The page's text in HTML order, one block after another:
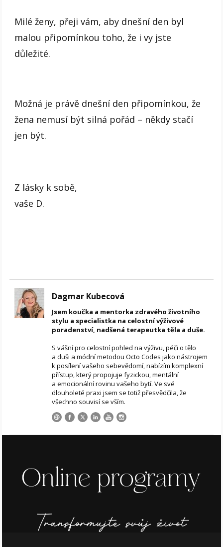
Milé ženy, přeji vám, aby dnešní den byl
malou připomínkou toho, že i vy jste
důležité.
Možná je právě dnešní den připomínkou, že
žena nemusí být silná pořád – někdy stačí
jen být.
Z lásky k sobě,
vaše D.
Dagmar Kubecová
Jsem koučka a mentorka zdravého životního
stylu a specialistka na celostní výživové
poradenství, nadšená terapeutka těla a duše.
S vášní pro celostní pohled na výživu, péči o tělo
a duši a módní metodou Octo Codes jako nástrojem
k posílení vašeho sebevědomí, nabízím komplexní
přístup, který propojuje fyzickou, mentální
a emocionální rovinu vašeho bytí. Ve své
dlouholeté praxi jsem se totiž přesvědčila, že
všechno souvisí se vším.
Online programy
Transformujte svůj život